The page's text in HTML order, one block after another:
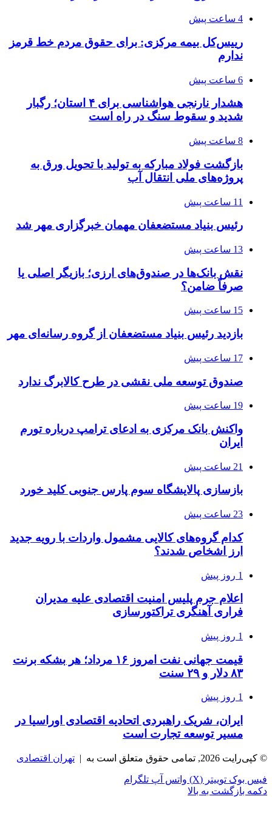
4 ساعت پیش
رییس‌کل بیمه مرکزی: برای حقوق مردم خط قرمز
ندارم
6 ساعت پیش
هشدار نارنجی هواشناسی برای ۴ استان؛ رگبار
شدید و سقوط سنگ در راه است
8 ساعت پیش
بازگشت فولاد مبارکه به تولید با تحویل ورق به
پروژه‌های ملی انتقال آب
11 ساعت پیش
رئیس بنیاد مستضعفان مهمان خبرگزاری مهر شد
13 ساعت پیش
نقش بانک‌ها در صندوق‌های ارزی؛ بازیگر اصلی یا
صرفاً ضامن؟
15 ساعت پیش
بازدید رئیس بنیاد مستضعفان از گروه رسانه‌ای مهر
17 ساعت پیش
صندوق توسعه ملی نقشی در طرح کالابرگ ندارد
19 ساعت پیش
واکنش بانک مرکزی به ادعای ترامپ درباره تورم
ایران
21 ساعت پیش
بازسازی پالایشگاه سوم پارس جنوبی کلید خورد
23 ساعت پیش
کدام گروه‌های کالایی مشمول واردات با رویه جدید
ارز اشخاص شدند؟
1 روز پیش
اعلام جرم پلیس امنیت اقتصادی علیه مدیران
فراری آهنگری تراکتورسازی
1 روز پیش
قیمت جهانی نفت امروز ۱۶ مرداد؛ هر بشکه برنت
۸۳ دلار و ۲۹ سنت
1 روز پیش
ایران، شریک راهبردی اتحادیه اقتصادی اوراسیا در
مسیر توسعه تجارت است
© کپی‌رایت 2026, تمامی حقوق متعلق است به | تهران اقتصادی
فیس بوک توییتر (X) واتس آپ تلگرام
دکمه بازگشت به بالا